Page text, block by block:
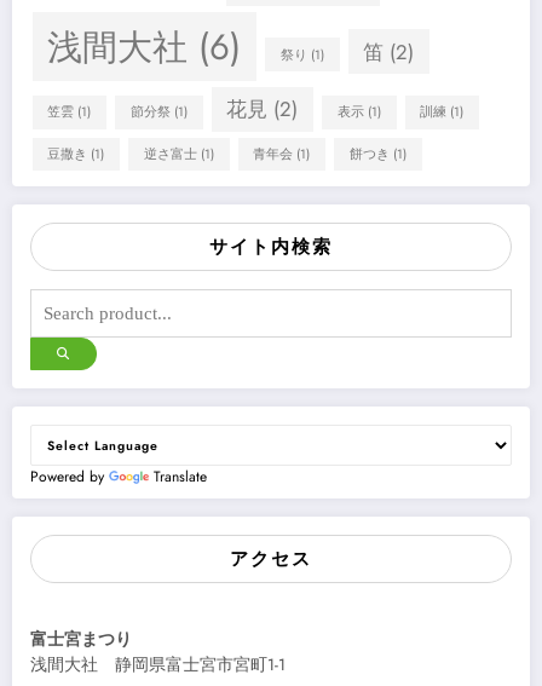
浅間大社 (6) 祭り (1) 笛 (2)
笠雲 (1) 節分祭(1) 花見 (2) 表示(1) 訓練 (1)
豆撒き (1) 逆さ富士(1) 青年会 (1) 餅つき (1)
サイト内検索
Powered by Translate
アクセス
富士宮まつり
浅間大社 静岡県富士宮市宮町1-1